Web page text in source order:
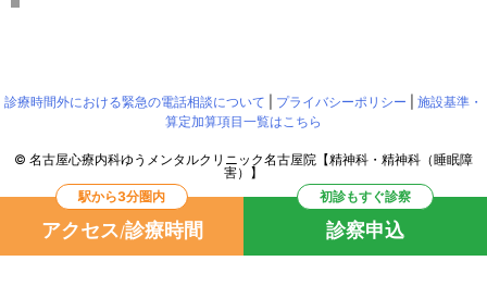
診療時間外における緊急の電話相談について プライバシーポリシー
施設基準・
算定加算項目一覧はこちら
© 名古屋心療内科ゆうメンタルクリニック名古屋院【精神科・精神科（睡眠障
害）】
WordPress Luxeritas Theme is provided by "Thought is free".
駅から3分圏内
アクセス/診療時間
初診もすぐ診察
診察申込